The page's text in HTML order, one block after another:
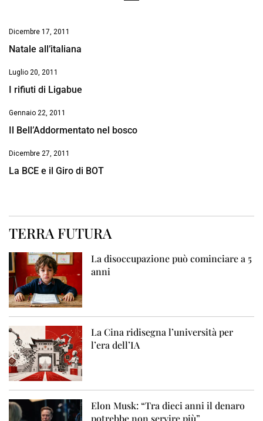
Dicembre 17, 2011
Natale all’italiana
Luglio 20, 2011
I rifiuti di Ligabue
Gennaio 22, 2011
Il Bell’Addormentato nel bosco
Dicembre 27, 2011
La BCE e il Giro di BOT
TERRA FUTURA
La disoccupazione può cominciare a 5
anni
La Cina ridisegna l’università per
l’era dell’IA
Elon Musk: “Tra dieci anni il denaro